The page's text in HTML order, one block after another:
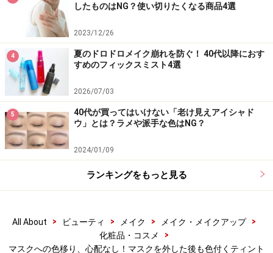
ップを塗ると肌もキレイに見えるし、なんだか気合も入
って1日がハッピーに過ごせること請け合いです！
※記事内容は執筆時点のものです。最新の内容をご確認くださ
い。
※個人の体質、また、誤った方法による実践に起因して肌荒れや
不調を引き起こす場合があります。実践の際には、必ず自身の体
質及び健康状態を十分に考慮し、正しい方法で行ってください。
また、全ての方への有効性を保証するものではありません。
【編集部おすすめの購入サイト】
楽天市場で人気のコスメをチェック！
したものはNG？使い切りたくなる商品4選
2023/12/26
4
夏のドロドロメイク崩れを防ぐ！ 40代以降におす
すめのフィックスミスト4選
2026/07/03
5
40代が買ってはいけない「老け見えアイシャド
ウ」とは？ラメや派手な色はNG？
2024/01/09
ランキングをもっと見る
All About > ビューティ > メイク > メイク・メイクアップ
>
化粧品・コスメ
>
マスクへの色移り、心配なし！マスクを外した後も色付くティント